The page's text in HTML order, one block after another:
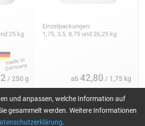
25 kg
/ 250 g
Einzelpackungen:
1,75, 3,5, 8,75 und 26,25 kg
ab42,80 / 1,75 kg
Härter GL 2 (210 min)
und anpassen, welche Information auf
gesammelt werden. Weitere Informationen
.